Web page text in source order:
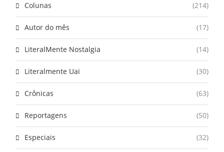
Colunas (214)
Autor do mês (17)
LiteralMente Nostalgia (14)
Literalmente Uai (30)
Crônicas (63)
Reportagens (50)
Especiais (32)